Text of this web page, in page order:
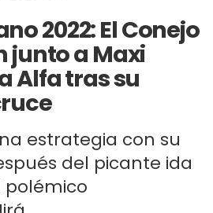
2022: El Conejo
junto a Maxi
Alfa tras su
estrategia con su
del picante ida
polémico